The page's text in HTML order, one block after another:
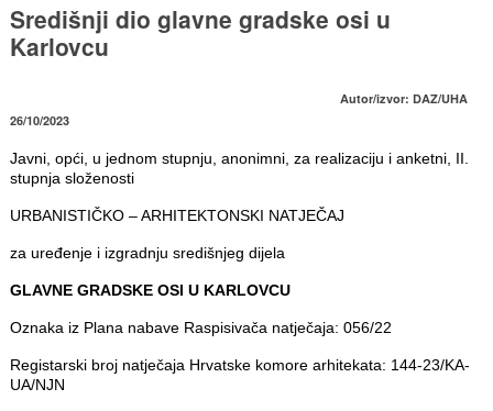
Središnji dio glavne gradske osi u
Karlovcu
Autor/izvor: DAZ/UHA
26/10/2023
Javni, opći, u jednom stupnju, anonimni, za realizaciju i anketni, II.
stupnja složenosti
URBANISTIČKO – ARHITEKTONSKI NATJEČAJ
za uređenje i izgradnju središnjeg dijela
GLAVNE GRADSKE OSI U KARLOVCU
Oznaka iz Plana nabave Raspisivača natječaja: 056/22
Registarski broj natječaja Hrvatske komore arhitekata: 144-23/KA-
UA/NJN